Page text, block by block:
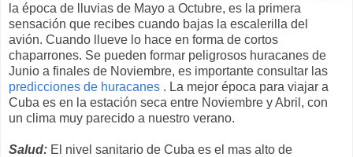
la época de lluvias de Mayo a Octubre, es la primera
sensación que recibes cuando bajas la escalerilla del
avión. Cuando llueve lo hace en forma de cortos
chaparrones. Se pueden formar peligrosos huracanes de
Junio a finales de Noviembre, es importante consultar las
predicciones de huracanes . La mejor época para viajar a
Cuba es en la estación seca entre Noviembre y Abril, con
un clima muy parecido a nuestro verano.
Salud: El nivel sanitario de Cuba es el mas alto de